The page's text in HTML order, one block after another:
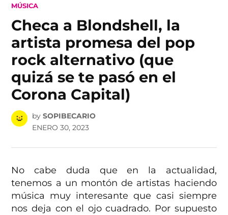
POSTED
MÚSICA
Checa a Blondshell, la
artista promesa del pop
rock alternativo (que
quizá se te pasó en el
Corona Capital)
by SOPIBECARIO
ENERO 30, 2023
No cabe duda que en la actualidad,
tenemos a un montón de artistas haciendo
música muy interesante que casi siempre
nos deja con el ojo cuadrado. Por supuesto